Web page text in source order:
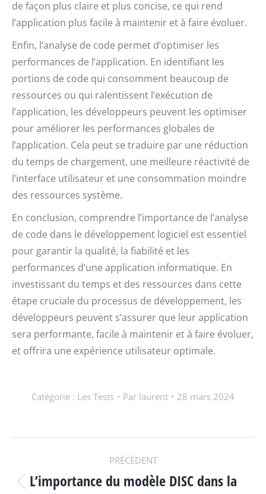
de façon plus claire et plus concise, ce qui rend
l’application plus facile à maintenir et à faire évoluer.
Enfin, l’analyse de code permet d’optimiser les
performances de l’application. En identifiant les
portions de code qui consomment beaucoup de
ressources ou qui ralentissent l’exécution de
l’application, les développeurs peuvent les optimiser
pour améliorer les performances globales de
l’application. Cela peut se traduire par une réduction
du temps de chargement, une meilleure réactivité de
l’interface utilisateur et une consommation moindre
des ressources système.
En conclusion, comprendre l’importance de l’analyse
de code dans le développement logiciel est essentiel
pour garantir la qualité, la fiabilité et les
performances d’une application informatique. En
investissant du temps et des ressources dans cette
étape cruciale du processus de développement, les
développeurs peuvent s’assurer que leur application
sera performante, facile à maintenir et à faire évoluer,
et offrira une expérience utilisateur optimale.
Catégorie : Les Tests Par laurent 28 mars 2024
NAVIGATION
PRÉCÉDENT
Article
L’importance du modèle DISC dans la